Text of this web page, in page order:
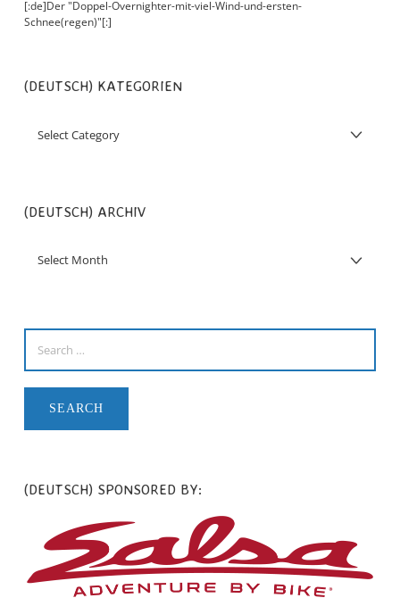
[:de]Der "Doppel-Overnighter-mit-viel-Wind-und-ersten-
Schnee(regen)"[:]
(DEUTSCH) KATEGORIEN
(DEUTSCH) ARCHIV
(DEUTSCH) SPONSORED BY: